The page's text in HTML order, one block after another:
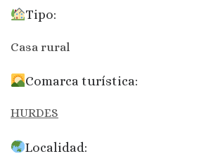
Tipo:
Casa rural
Comarca turística:
HURDES
Localidad: